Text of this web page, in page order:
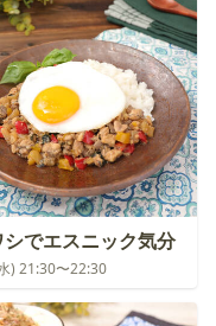
シでエスニック気分
) 21:30〜22:30